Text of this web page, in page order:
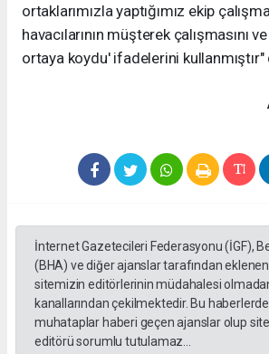
ortaklarımızla yaptığımız ekip
havacılarının müşterek çalışmasını
ortaya koydu' ifadelerini kullanmıştır"
İnternet Gazetecileri Federasyonu (İGF),
(BHA) ve diğer ajanslar tarafından
sitemizin editörlerinin müdahalesi
kanallarından çekilmektedir. Bu
muhataplar haberi geçen ajanslar olup
editörü sorumlu tutulamaz...